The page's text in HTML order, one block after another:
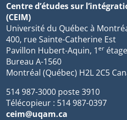
Centre d’études sur
(CEIM)
Université du Québec à
400, rue Sainte-Catherine Est
Pavillon Hubert-Aquin, 1er étage
Bureau A-1560
Montréal (Québec) H2L 2C5
514 987-3000 poste 3910
Télécopieur : 514 987-0397
ceim@uqam.ca